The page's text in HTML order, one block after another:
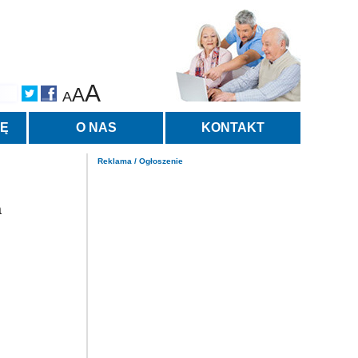
AAA
O NAS KONTAKT
Reklama / Ogłoszenie